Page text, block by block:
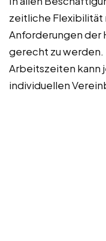
zeitliche
Anforderungen der
gerecht zu werden.
Arbeitszeiten kann
individuellen